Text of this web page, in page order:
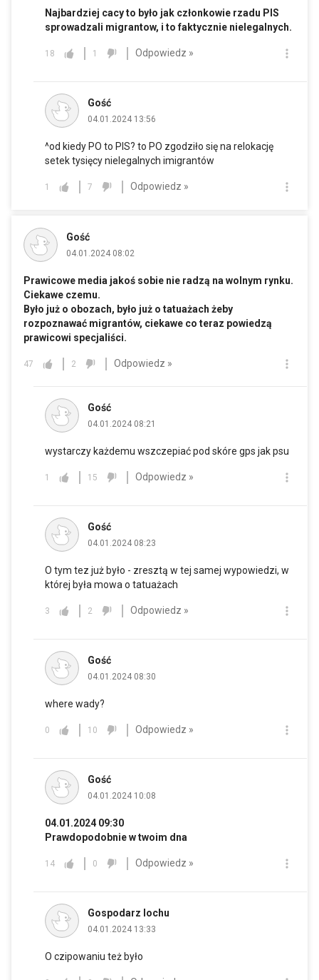
Najbardziej cacy to było jak członkowie rzadu PIS
sprowadzali migrantow, i to faktycznie nielegalnych.
18 1 Odpowiedz »
Gość
04.01.2024 13:56
^od kiedy PO to PIS? to PO zgodziło się na relokację
setek tysięcy nielegalnych imigrantów
1 7 Odpowiedz »
Gość
04.01.2024 08:02
Prawicowe media jakoś sobie nie radzą na wolnym rynku.
Ciekawe czemu.
Było już o obozach, było już o tatuażach żeby
rozpoznawać migrantów, ciekawe co teraz powiedzą
prawicowi specjaliści.
47 2 Odpowiedz »
Gość
04.01.2024 08:21
wystarczy każdemu wszczepiać pod skóre gps jak psu
1 15 Odpowiedz »
Gość
04.01.2024 08:23
O tym tez już było - zresztą w tej samej wypowiedzi, w
której była mowa o tatuażach
3 2 Odpowiedz »
Gość
04.01.2024 08:30
where wady?
0 10 Odpowiedz »
Gość
04.01.2024 10:08
04.01.2024 09:30
Prawdopodobnie w twoim dna
14 0 Odpowiedz »
Gospodarz lochu
04.01.2024 13:33
O czipowaniu też było